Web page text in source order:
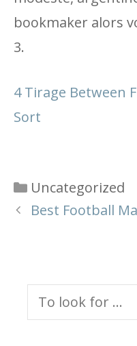
bookmaker alors
3.
4 Tirage Between
Sort
Categories
Uncategorized
Best Football